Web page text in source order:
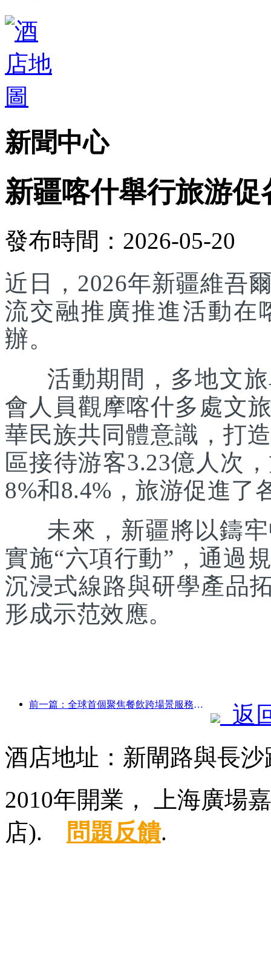
新聞中心
新疆喀什舉行旅游
發布時間：2026-05-20
近日，2026年新疆維吾
流交融推廣推進活動在
辦。
活動期間，多地文旅
會人員觀摩喀什多處文
華民族共同體意識，打
區接待游客3.23億人次
8%和8.4%，旅游促進了
未來，新疆將以鑄牢
實施“六項行動”，通過
沉浸式線路與研學產品
形成示范效應。
前一篇：全球首個聚焦餐飲跨場景服務的人形機器人發布
返
酒店地址：新閘路與長
2010年開業， 上海廣場
店).
問題反饋.